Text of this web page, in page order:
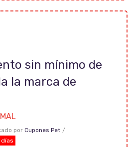
sin mínimo de
la marca de
por Cupones Pet